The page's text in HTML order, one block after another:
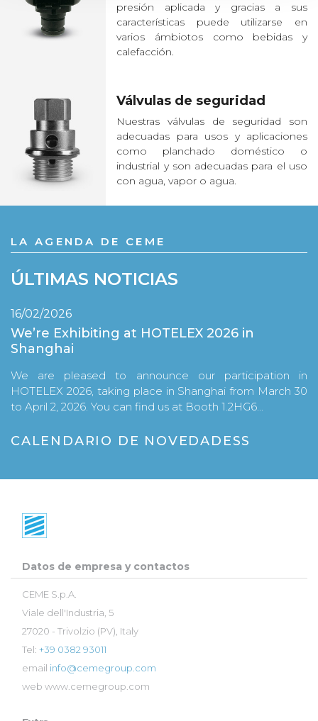
presión aplicada y gracias a sus
características puede utilizarse en
varios ámbiotos como bebidas y
calefacción.
Válvulas de seguridad
Nuestras válvulas de seguridad son
adecuadas para usos y aplicaciones
como planchado doméstico o
industrial y son adecuadas para el uso
con agua, vapor o agua.
LA AGENDA DE CEME
ÚLTIMAS NOTICIAS
16/02/2026
We’re Exhibiting at HOTELEX 2026 in
Shanghai
We are pleased to announce our participation in
HOTELEX 2026, taking place in Shanghai from March 30
to April 2, 2026. You can find us at Booth 1.2HG6...
CALENDARIO DE NOVEDADESS
Datos de empresa y contactos
CEME S.p.A.
Viale dell'Industria, 5
27020 - Trivolzio (PV), Italy
Tel: +39 0382 93011
email info@cemegroup.com
web www.cemegroup.com